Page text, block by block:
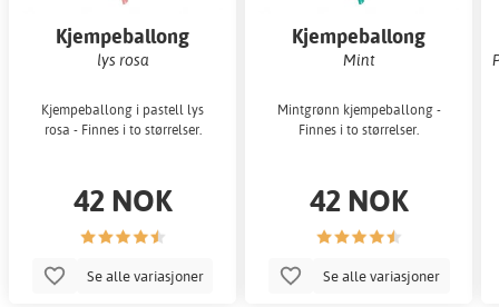
Kjempeballong
ensfarget
lys rosa
Kjempeballong i pastell lys
rosa - Finnes i to størrelser.
42 NOK
Se alle variasjoner
Kjempeballong
ensfarget
Mint
Mintgrønn kjempeballong -
Finnes i to størrelser.
42 NOK
Se alle variasjoner